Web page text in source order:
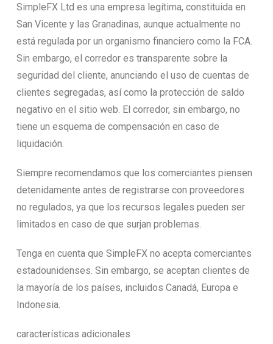
SimpleFX Ltd es una empresa legítima, constituida en
San Vicente y las Granadinas, aunque actualmente no
está regulada por un organismo financiero como la FCA.
Sin embargo, el corredor es transparente sobre la
seguridad del cliente, anunciando el uso de cuentas de
clientes segregadas, así como la protección de saldo
negativo en el sitio web. El corredor, sin embargo, no
tiene un esquema de compensación en caso de
liquidación.
Siempre recomendamos que los comerciantes piensen
detenidamente antes de registrarse con proveedores
no regulados, ya que los recursos legales pueden ser
limitados en caso de que surjan problemas.
Tenga en cuenta que SimpleFX no acepta comerciantes
estadounidenses. Sin embargo, se aceptan clientes de
la mayoría de los países, incluidos Canadá, Europa e
Indonesia.
características adicionales